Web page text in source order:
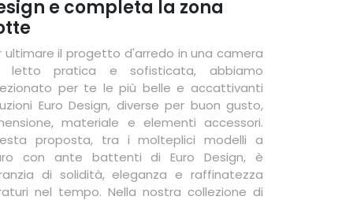
e completa la zona
ultimare il progetto d'arredo in una camera
letto pratica e sofisticata, abbiamo
per te le più belle e accattivanti
Euro Design, diverse per buon gusto,
materiale e elementi accessori.
proposta, tra i molteplici modelli a
con ante battenti di Euro Design, è
di solidità, eleganza e raffinatezza
nel tempo. Nella nostra collezione di